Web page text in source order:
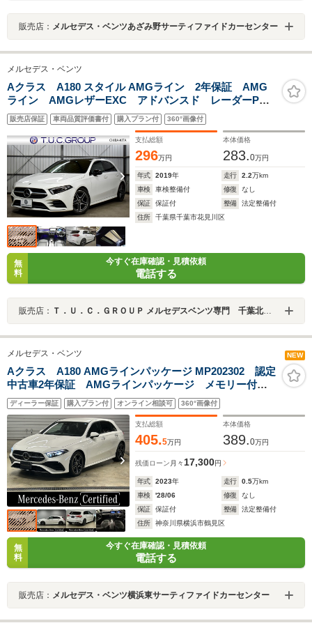
販売店： メルセデス・ベンツあざみ野サーティファイドカーセンター
メルセデス・ベンツ
Aクラス A180 スタイル AMGライン 2年保証 AMG
ライン AMGレザーEXC アドバンスド レーダーP
パノラマサンルーフ MBUX ヒーター黒灰革 ディス
トロ BSM Lチェンジ AMGエアロ18AW HUD 対
話式ナビ 360カメラ
販売店保証 車両品質評価書付 購入プラン付 360°画像付
支払総額
296万円
本体価格
283.0万円
年式 2019年 走行 2.2万km
車検
車検整備付 修復
なし
保証
保証付 整備
法定整備付
住所
千葉県千葉市花見川区
無
料
今すぐ在庫確認・見積依頼
電話する
販売店： Ｔ．Ｕ．Ｃ．ＧＲＯＵＰ メルセデスベンツ専門 千葉北インター店／（株）へリックス
メルセデス・ベンツ NEW
Aクラス A180 AMGラインパッケージ MP202302 認定
中古車2年保証 AMGラインパッケージ メモリー付き
パワーシート アンビエントライト(64色) ワイヤレスチ
ャージング レーダーセーフティーパッケージ ドラ
イブレコーダー
ディーラー保証 購入プラン付 オンライン相談可 360°画像付
支払総額
405.5万円
本体価格
389.0万円
残価ローン 月々17,300円
年式 2023年 走行 0.5万km
車検
'28/06 修復
なし
保証
保証付 整備
法定整備付
住所
神奈川県横浜市鶴見区
無
料
今すぐ在庫確認・見積依頼
電話する
販売店： メルセデス・ベンツ横浜東サーティファイドカーセンター